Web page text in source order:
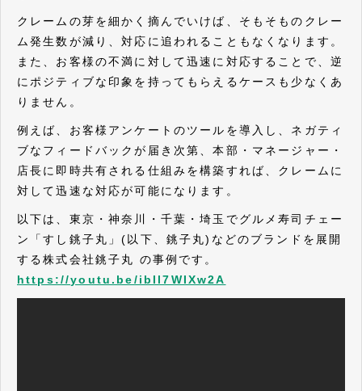
クレームの芽を細かく摘んでいけば、そもそものクレー
ム発生数が減り、対応に追われることもなくなります。
また、お客様の不満に対して迅速に対応することで、逆
にポジティブな印象を持ってもらえるケースも少なくあ
りません。
例えば、お客様アンケートのツールを導入し、ネガティ
ブなフィードバックが届き次第、本部・マネージャー・
店長に即時共有される仕組みを構築すれば、クレームに
対して迅速な対応が可能になります。
以下は、東京・神奈川・千葉・埼玉でグルメ寿司チェー
ン「すし銚子丸」(以下、銚子丸)などのブランドを展開
する株式会社銚子丸 の事例です。
https://youtu.be/ibIl7WIXw2A